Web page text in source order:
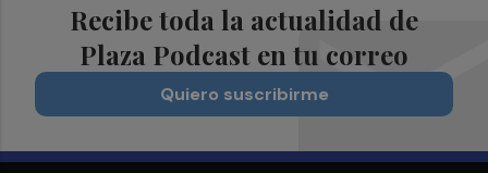
Recibe toda la actualidad de
Plaza Podcast en tu correo
Quiero suscribirme